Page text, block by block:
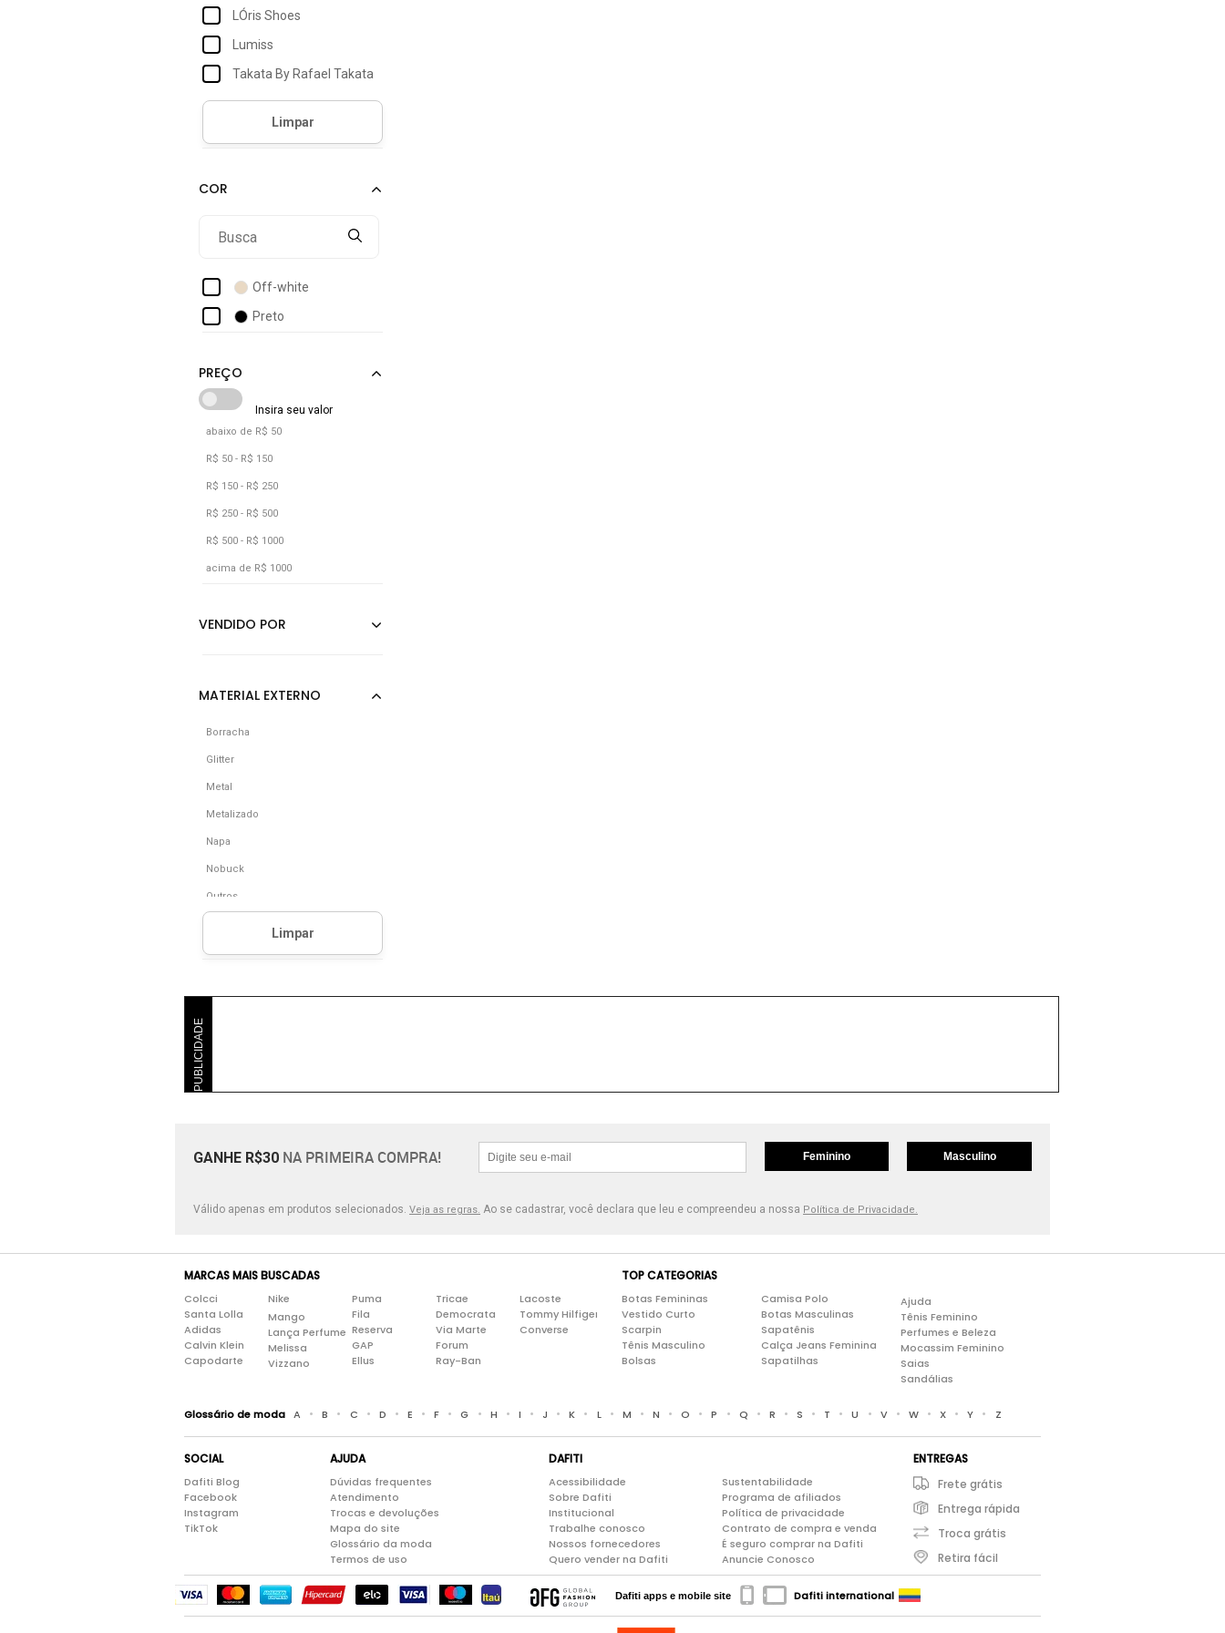
LÓris Shoes
Lumiss
Takata By Rafael Takata
Off-white
Preto
abaixo de R$ 50
R$ 50 - R$ 150
R$ 150 - R$ 250
R$ 250 - R$ 500
R$ 500 - R$ 1000
acima de R$ 1000
Borracha
Glitter
Metal
Metalizado
Napa
Nobuck
Outros
Pvc
PUBLICIDADE
GANHE R$30 NA PRIMEIRA COMPRA! Feminino Masculino
Válido apenas em produtos selecionados. Veja as regras. Ao se cadastrar, você declara que leu e compreendeu a nossa Política de Privacidade.
MARCAS MAIS BUSCADAS
Colcci
Santa Lolla
Adidas
Calvin Klein
Capodarte
Nike
Mango
Lança Perfume
Melissa
Vizzano
Puma
Fila
Reserva
GAP
Ellus
Tricae
Democrata
Via Marte
Forum
Ray-Ban
Lacoste
Tommy Hilfiger
Converse
TOP CATEGORIAS
Botas Femininas
Vestido Curto
Scarpin
Tênis Masculino
Bolsas
Camisa Polo
Botas Masculinas
Sapatênis
Calça Jeans Feminina
Sapatilhas
Ajuda
Tênis Feminino
Perfumes e Beleza
Mocassim Feminino
Saias
Sandálias
Glossário de moda A • B • C • D • E • F • G • H • I • J • K • L • M • N • O • P • Q • R • S • T • U • V • W • X • Y • Z
SOCIAL
Dafiti Blog
Facebook
Instagram
TikTok
AJUDA
Dúvidas frequentes
Atendimento
Trocas e devoluções
Mapa do site
Glossário da moda
Termos de uso
DAFITI
Acessibilidade
Sobre Dafiti
Institucional
Trabalhe conosco
Nossos fornecedores
Quero vender na Dafiti
Sustentabilidade
Programa de afiliados
Política de privacidade
Contrato de compra e venda
É seguro comprar na Dafiti
Anuncie Conosco
ENTREGAS
Frete grátis
Entrega rápida
Troca grátis
Retira fácil
Dafiti apps e mobile site Dafiti international